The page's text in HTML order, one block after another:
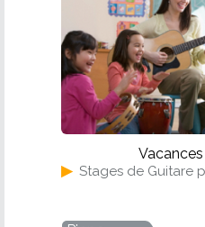
▶ Stages de Guitare